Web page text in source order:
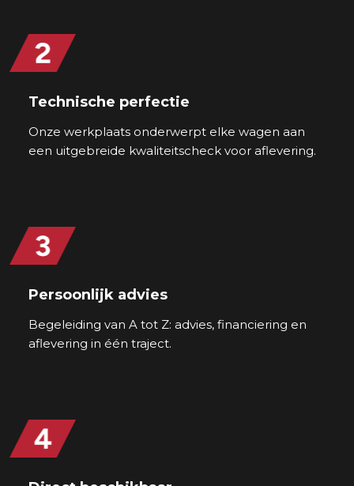
Technische perfectie
Onze werkplaats onderwerpt elke wagen aan
een uitgebreide kwaliteitscheck voor aflevering.
Persoonlijk advies
Begeleiding van A tot Z: advies, financiering en
aflevering in één traject.